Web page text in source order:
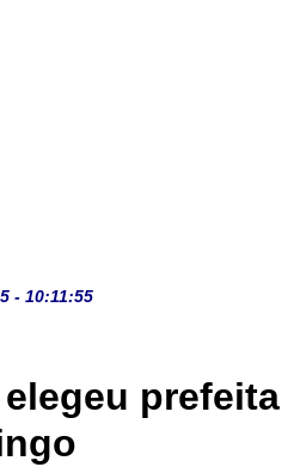
- 10:11:55
prefeita